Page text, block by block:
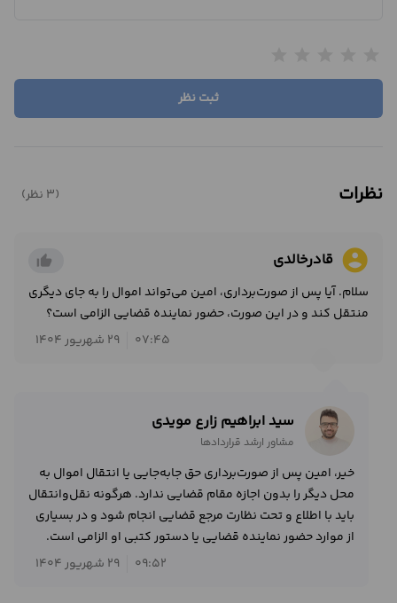
ثبت نظر
نظرات (3 نظر)
account_circle قادرخالدی thumb_up_alt
سلام. آیا پس از صورت‌برداری، امین می‌تواند اموال را به جای دیگری
منتقل کند و در این صورت، حضور نماینده قضایی الزامی است؟
07:45
29 شهریور 1404
سید ابراهیم زارع مویدی
مشاور ارشد قراردادها
خیر، امین پس از صورت‌برداری حق جابه‌جایی یا انتقال اموال به
محل دیگر را بدون اجازه مقام قضایی ندارد. هرگونه نقل‌وانتقال
باید با اطلاع و تحت نظارت مرجع قضایی انجام شود و در بسیاری
از موارد حضور نماینده قضایی یا دستور کتبی او الزامی است.
09:52
29 شهریور 1404